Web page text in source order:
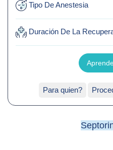
Tipo De Anestesia
Duración De La
Para quien?